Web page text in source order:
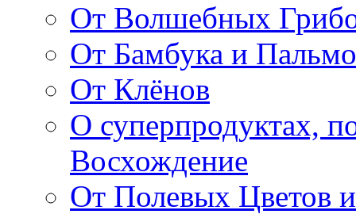
От Волшебных
От Бамбука и
От Клёнов
О суперпродуктах,
Восхождение
От Полевых Цветов